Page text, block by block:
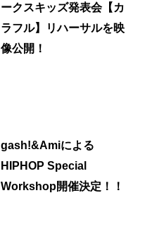
ークスキッズ発表会【カ
ラフル】リハーサルを映
像公開！
gash!&Amiによる
HIPHOP Special
Workshop開催決定！！